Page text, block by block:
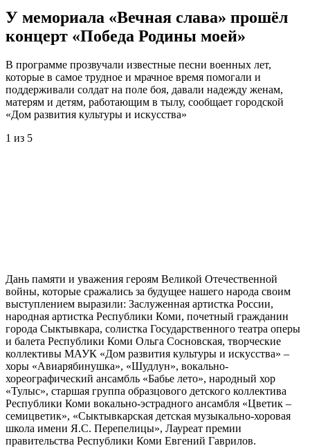
У мемориала «Вечная слава» прошёл
концерт «Победа Родины моей»
В программе прозвучали известные песни военных лет,
которые в самое трудное и мрачное время помогали и
поддерживали солдат на поле боя, давали надежду женам,
матерям и детям, работающим в тылу, сообщает городской
«Дом развития культуры и искусства»
1 из 5
Дань памяти и уважения героям Великой Отечественной
войны, которые сражались за будущее нашего народа своим
выступлением выразили: Заслуженная артистка России,
народная артистка Республики Коми, почетный гражданин
города Сыктывкара, солистка Государственного театра оперы
и балета Республики Коми Ольга Сосновская, творческие
коллективы МАУК «Дом развития культуры и искусства» –
хоры «Авиарябинушка», «Шудлун», вокально-
хореографический ансамбль «Бабье лето», народный хор
«Тулыс», старшая группа образцового детского коллектива
Республики Коми вокально-эстрадного ансамбля «Цветик –
семицветик», «Сыктывкарская детская музыкально-хоровая
школа имени Я.С. Перепелицы», Лауреат премии
правительства Республики Коми Евгений Гаврилов.